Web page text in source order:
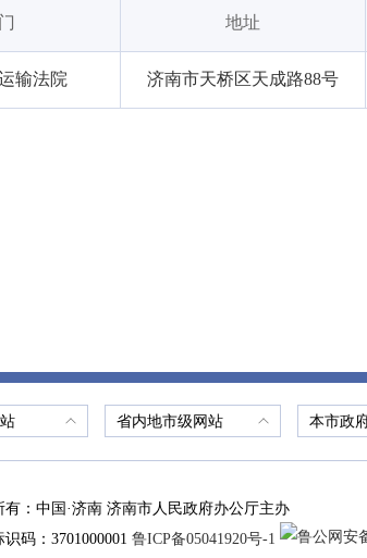
地址
输法院 济南市天桥区天成路88号
省内地市级网站 本市政
有：中国·济南 济南市人民政府办公厅主办
识码：3701000001 鲁ICP备05041920号-1